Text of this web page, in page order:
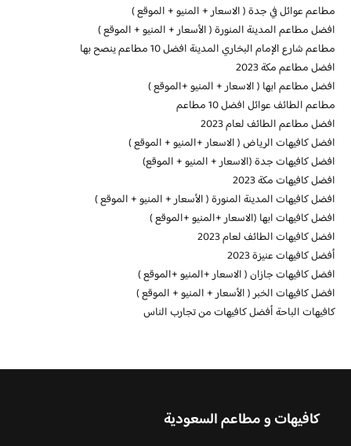
مطاعم عوائل في جدة ( الاسعار + المنيو + الموقع )
افضل مطاعم المدينة المنورة ( الأسعار + المنيو + الموقع )
مطاعم شارع الإمام البخاري المدينة افضل 10 مطاعم ينصح بها
افضل مطاعم مكة 2023
افضل مطاعم ابها ( الاسعار + المنيو +الموقع )
مطاعم الطائف عوائل افضل 10 مطاعم
افضل مطاعم الطائف لعام 2023
افضل كافيهات الرياض ( الاسعار +المنيو + الموقع )
افضل كافيهات جدة (الاسعار + المنيو + الموقع)
افضل كافيهات مكة 2023
افضل كافيهات المدينة المنورة ( الأسعار + المنيو + الموقع )
افضل كافيهات ابها (الاسعار +المنيو +الموقع )
افضل كافيهات الطائف لعام 2023
أفضل كافيهات عنيزة 2023
افضل كافيهات جازان ( الاسعار +المنيو +الموقع )
افضل كافيهات الخبر ( الأسعار + المنيو + الموقع )
كافيهات الباحة أفضل كافيهات من تجارب الناس
كافيهات و مطاعم السعودية